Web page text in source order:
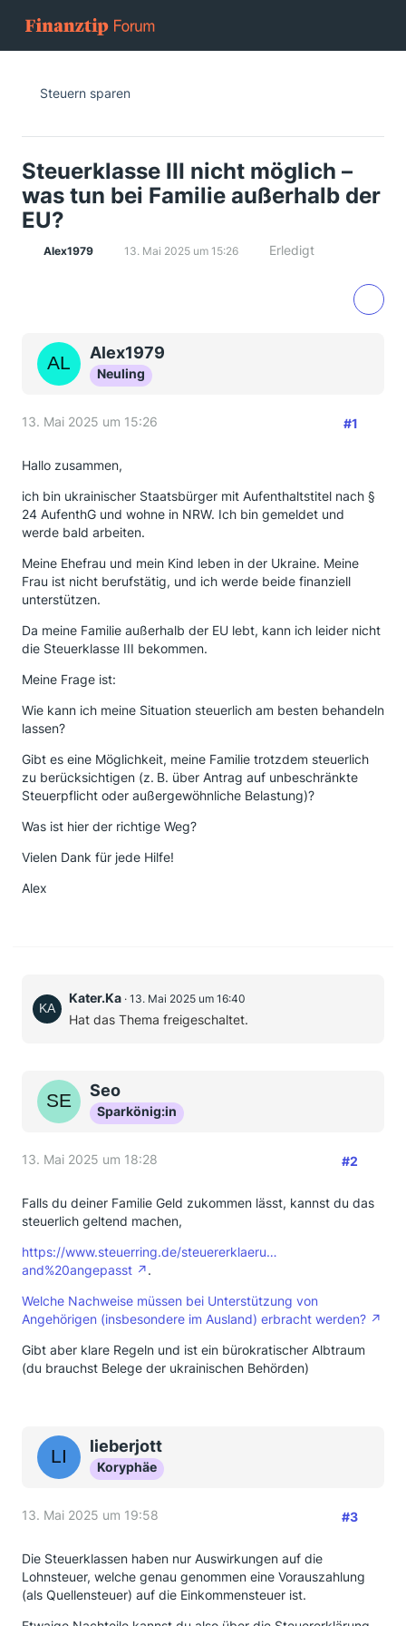
Steuern sparen
Steuerklasse III nicht möglich –
was tun bei Familie außerhalb der
EU?
Alex1979 13. Mai 2025 um 15:26 Erledigt
Alex1979
Neuling
13. Mai 2025 um 15:26 #1
Hallo zusammen,
ich bin ukrainischer Staatsbürger mit Aufenthaltstitel nach §
24 AufenthG und wohne in NRW. Ich bin gemeldet und
werde bald arbeiten.
Meine Ehefrau und mein Kind leben in der Ukraine. Meine
Frau ist nicht berufstätig, und ich werde beide finanziell
unterstützen.
Da meine Familie außerhalb der EU lebt, kann ich leider nicht
die Steuerklasse III bekommen.
Meine Frage ist:
Wie kann ich meine Situation steuerlich am besten behandeln
lassen?
Gibt es eine Möglichkeit, meine Familie trotzdem steuerlich
zu berücksichtigen (z. B. über Antrag auf unbeschränkte
Steuerpflicht oder außergewöhnliche Belastung)?
Was ist hier der richtige Weg?
Vielen Dank für jede Hilfe!
Alex
Kater.Ka 13. Mai 2025 um 16:40
Hat das Thema freigeschaltet.
Seo
Sparkönig:in
13. Mai 2025 um 18:28 #2
Falls du deiner Familie Geld zukommen lässt, kannst du das
steuerlich geltend machen,
https://www.steuerring.de/steuererklaeru…
and%20angepasst
.
Welche Nachweise müssen bei Unterstützung von
Angehörigen (insbesondere im Ausland) erbracht werden?
Gibt aber klare Regeln und ist ein bürokratischer Albtraum
(du brauchst Belege der ukrainischen Behörden)
lieberjott
Koryphäe
13. Mai 2025 um 19:58 #3
Die Steuerklassen haben nur Auswirkungen auf die
Lohnsteuer, welche genau genommen eine Vorauszahlung
(als Quellensteuer) auf die Einkommensteuer ist.